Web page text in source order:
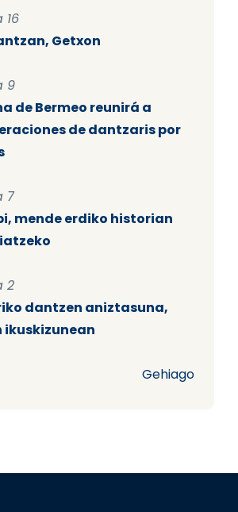
16
Getxon
9
de Bermeo reunirá a
de dantzaris por
7
mende erdiko historian
2
dantzen aniztasuna,
ikuskizunean
Gehiago